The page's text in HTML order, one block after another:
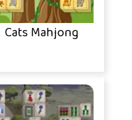
Cats Mahjong